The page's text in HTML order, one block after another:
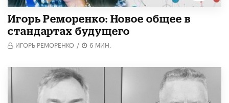
Игорь Реморенко: Новое общее в
стандартах будущего
ИГОРЬ РЕМОРЕНКО / 6 МИН.